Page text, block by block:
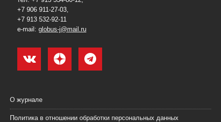
+7 906 911-27-03,
+7 913 532-92-11
e-mail: globus-j@mail.ru
О журнале
Политика в отношении обработки персональных данных